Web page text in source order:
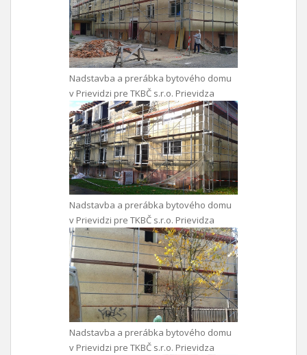
Nadstavba a prerábka bytového domu
v Prievidzi pre TKBČ s.r.o. Prievidza
Nadstavba a prerábka bytového domu
v Prievidzi pre TKBČ s.r.o. Prievidza
Nadstavba a prerábka bytového domu
v Prievidzi pre TKBČ s.r.o. Prievidza